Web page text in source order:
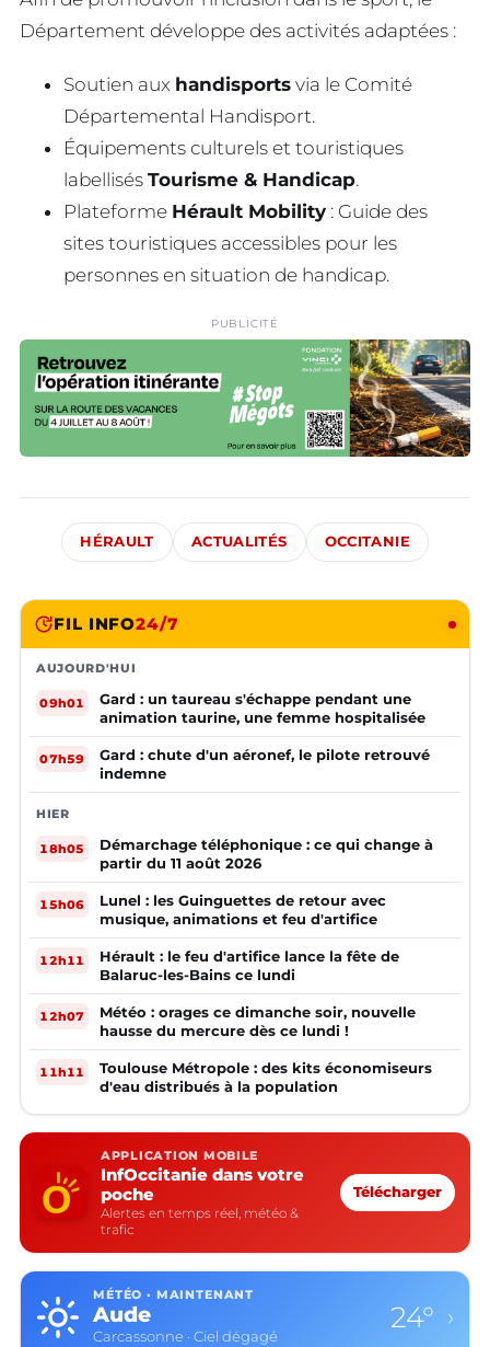
Département développe des activités adaptées :
Soutien aux handisports via le Comité
Départemental Handisport.
Équipements culturels et touristiques
labellisés Tourisme & Handicap.
Plateforme Hérault Mobility : Guide des
sites touristiques accessibles pour les
personnes en situation de handicap.
PUBLICITÉ
HÉRAULT ACTUALITÉS OCCITANIE
FIL INFO24/7
AUJOURD'HUI
09h01
Gard : un taureau s'échappe pendant une
animation taurine, une femme hospitalisée
07h59
Gard : chute d'un aéronef, le pilote retrouvé
indemne
HIER
18h05
Démarchage téléphonique : ce qui change à
partir du 11 août 2026
15h06
Lunel : les Guinguettes de retour avec
musique, animations et feu d'artifice
12h11
Hérault : le feu d'artifice lance la fête de
Balaruc-les-Bains ce lundi
12h07
Météo : orages ce dimanche soir, nouvelle
hausse du mercure dès ce lundi !
11h11
Toulouse Métropole : des kits économiseurs
d'eau distribués à la population
APPLICATION MOBILE
InfOccitanie dans votre
poche
Alertes en temps réel, météo &
trafic
Télécharger
MÉTÉO · MAINTENANT
Aude
Carcassonne · Ciel dégagé
24° ›